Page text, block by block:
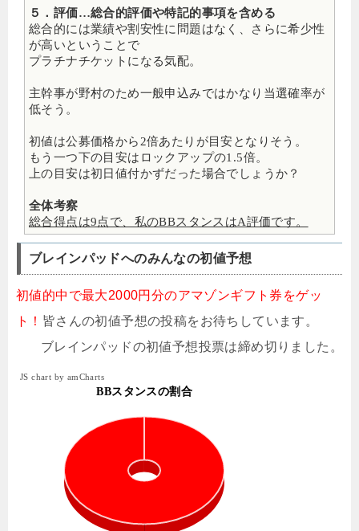
５．評価…総合的評価や特記的事項を含める
総合的には業績や割安性に問題はなく、さらに希少性
が高いということで
プラチナチケットになる気配。
主幹事が野村のため一般申込みではかなり当選確率が
低そう。
初値は公募価格から2倍あたりが目安となりそう。
もう一つ下の目安はロックアップの1.5倍。
上の目安は初日値付かずだった場合でしょうか？
全体考察
総合得点は9点で、私のBBスタンスはA評価です。
ブレインパッドへのみんなの初値予想
初値的中で最大2000円分のアマゾンギフト券をゲッ
ト！ 皆さんの初値予想の投稿をお待ちしています。
ブレインパッドの初値予想投票は締め切りました。
BBスタンスの割合
JS chart by amCharts